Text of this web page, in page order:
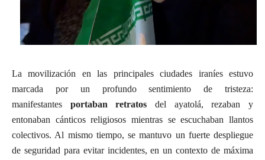
La movilización en las principales ciudades iraníes estuvo
marcada por un profundo sentimiento de tristeza:
manifestantes portaban retratos del ayatolá, rezaban y
entonaban cánticos religiosos mientras se escuchaban llantos
colectivos. Al mismo tiempo, se mantuvo un fuerte despliegue
de seguridad para evitar incidentes, en un contexto de máxima